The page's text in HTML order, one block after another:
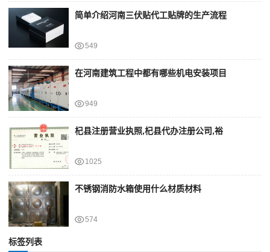
简单介绍河南三伏贴代工贴牌的生产流程
549
在河南建筑工程中都有哪些机电安装项目
949
杞县注册营业执照,杞县代办注册公司,裕
1025
不锈钢消防水箱使用什么材质材料
574
标签列表